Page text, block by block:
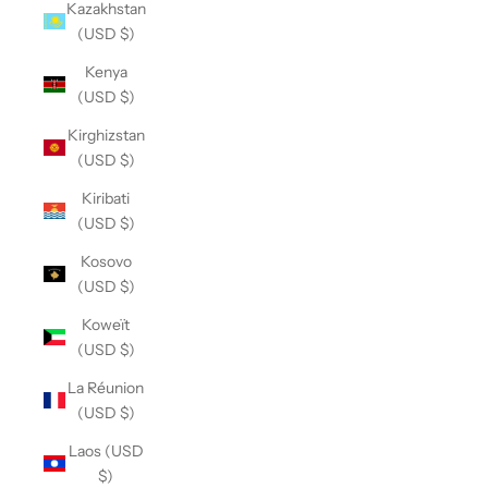
Kazakhstan
(USD $)
Kenya
(USD $)
Kirghizstan
(USD $)
Kiribati
(USD $)
Kosovo
(USD $)
Koweït
(USD $)
La Réunion
(USD $)
Laos (USD
$)